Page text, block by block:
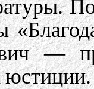
—
юстиции.